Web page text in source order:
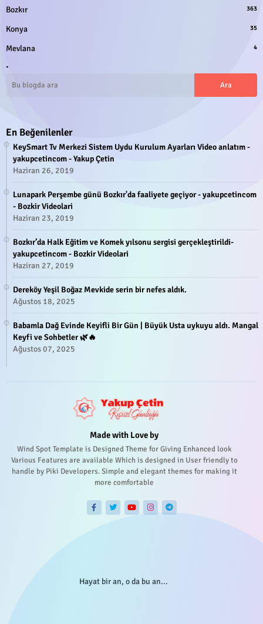
Bozkır 363
Konya 35
Mevlana 4
.
En Beğenilenler
KeySmart Tv Merkezi Sistem Uydu Kurulum Ayarları Video anlatım -
yakupcetincom - Yakup Çetin
Haziran 26, 2019
Lunapark Perşembe günü Bozkır'da faaliyete geçiyor - yakupcetincom
- Bozkir Videolari
Haziran 23, 2019
Bozkır’da Halk Eğitim ve Komek yılsonu sergisi gerçekleştirildi-
yakupcetincom - Bozkir Videolari
Haziran 27, 2019
Dereköy Yeşil Boğaz Mevkide serin bir nefes aldık.
Ağustos 18, 2025
Babamla Dağ Evinde Keyifli Bir Gün | Büyük Usta uykuyu aldı. Mangal
Keyfi ve Sohbetler 🌿🔥
Ağustos 07, 2025
Made with Love by
Wind Spot Template is Designed Theme for Giving Enhanced look
Various Features are available Which is designed in User friendly to
handle by Piki Developers. Simple and elegant themes for making it
more comfortable
Hayat bir an, o da bu an...